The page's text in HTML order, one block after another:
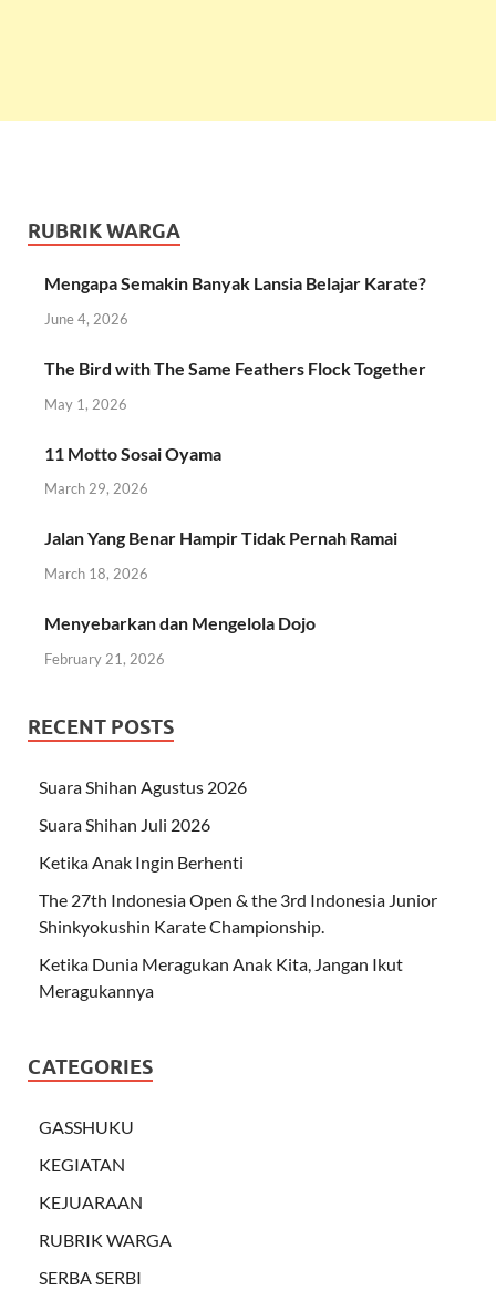
RUBRIK WARGA
Mengapa Semakin Banyak Lansia Belajar Karate?
June 4, 2026
The Bird with The Same Feathers Flock Together
May 1, 2026
11 Motto Sosai Oyama
March 29, 2026
Jalan Yang Benar Hampir Tidak Pernah Ramai
March 18, 2026
Menyebarkan dan Mengelola Dojo
February 21, 2026
RECENT POSTS
Suara Shihan Agustus 2026
Suara Shihan Juli 2026
Ketika Anak Ingin Berhenti
The 27th Indonesia Open & the 3rd Indonesia Junior
Shinkyokushin Karate Championship.
Ketika Dunia Meragukan Anak Kita, Jangan Ikut
Meragukannya
CATEGORIES
GASSHUKU
KEGIATAN
KEJUARAAN
RUBRIK WARGA
SERBA SERBI